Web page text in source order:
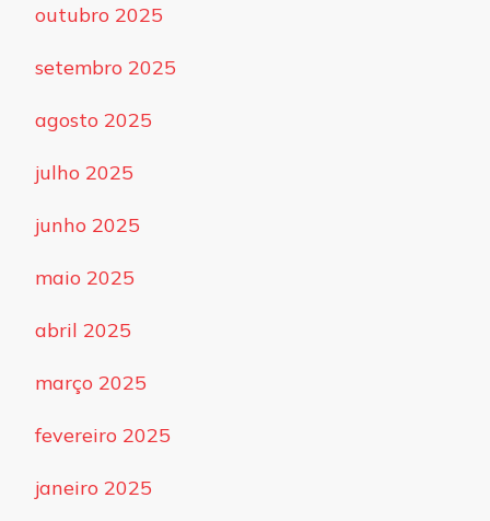
outubro 2025
setembro 2025
agosto 2025
julho 2025
junho 2025
maio 2025
abril 2025
março 2025
fevereiro 2025
janeiro 2025